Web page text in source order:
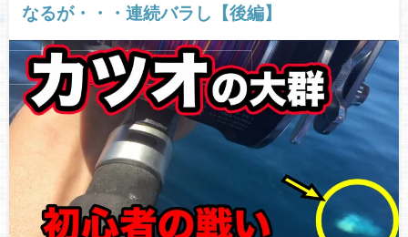
なるが・・・連続バラし【後編】